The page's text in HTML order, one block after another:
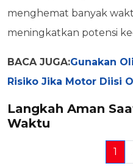
menghemat banyak
meningkatkan potensi
BACA JUGA:Gunakan
Risiko Jika Motor Diisi
Langkah Aman
Waktu
1